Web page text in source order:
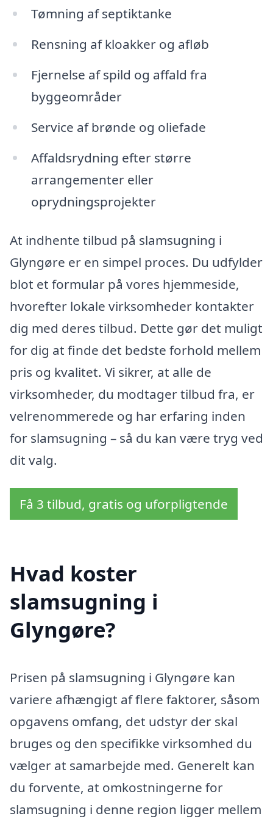
Tømning af septiktanke
Rensning af kloakker og afløb
Fjernelse af spild og affald fra
byggeområder
Service af brønde og oliefade
Affaldsrydning efter større
arrangementer eller
oprydningsprojekter
At indhente tilbud på slamsugning i
Glyngøre er en simpel proces. Du udfylder
blot et formular på vores hjemmeside,
hvorefter lokale virksomheder kontakter
dig med deres tilbud. Dette gør det muligt
for dig at finde det bedste forhold mellem
pris og kvalitet. Vi sikrer, at alle de
virksomheder, du modtager tilbud fra, er
velrenommerede og har erfaring inden
for slamsugning – så du kan være tryg ved
dit valg.
Få 3 tilbud, gratis og uforpligtende
Hvad koster
slamsugning i
Glyngøre?
Prisen på slamsugning i Glyngøre kan
variere afhængigt af flere faktorer, såsom
opgavens omfang, det udstyr der skal
bruges og den specifikke virksomhed du
vælger at samarbejde med. Generelt kan
du forvente, at omkostningerne for
slamsugning i denne region ligger mellem